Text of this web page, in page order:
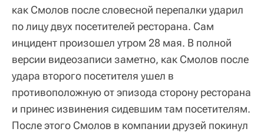
как Смолов после словесной перепалки ударил
по лицу двух посетителей ресторана. Сам
инцидент произошел утром 28 мая. В полной
версии видеозаписи заметно, как Смолов после
удара второго посетителя ушел в
противоположную от эпизода сторону ресторана
и принес извинения сидевшим там посетителям.
После этого Смолов в компании друзей покинул